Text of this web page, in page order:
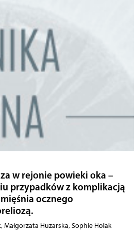
w rejonie powieki oka –
przypadków z komplikacją
ocznego
Małgorzata Huzarska, Sophie Holak